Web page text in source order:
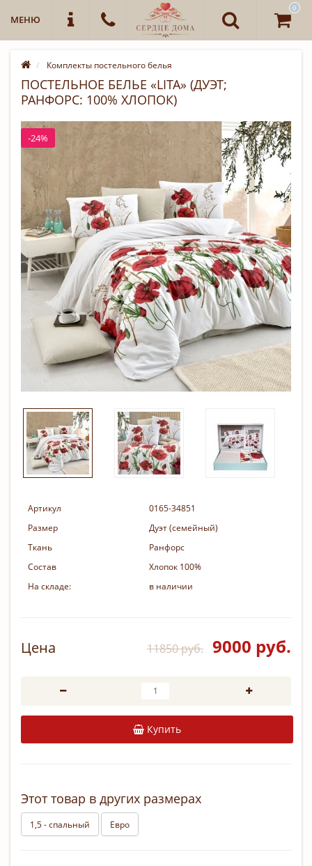
МЕНЮ
0
Комплекты постельного белья
ПОСТЕЛЬНОЕ БЕЛЬЕ «LITA» (ДУЭТ;
РАНФОРС: 100% ХЛОПОК)
-24%
Артикул
0165-34851
Размер
Дуэт (семейный)
Ткань
Ранфорс
Состав
Хлопок 100%
На складе:
в наличии
Цена 11850 руб. 9000 руб.
Купить
Этот товар в других размерах
1,5 - спальный Евро